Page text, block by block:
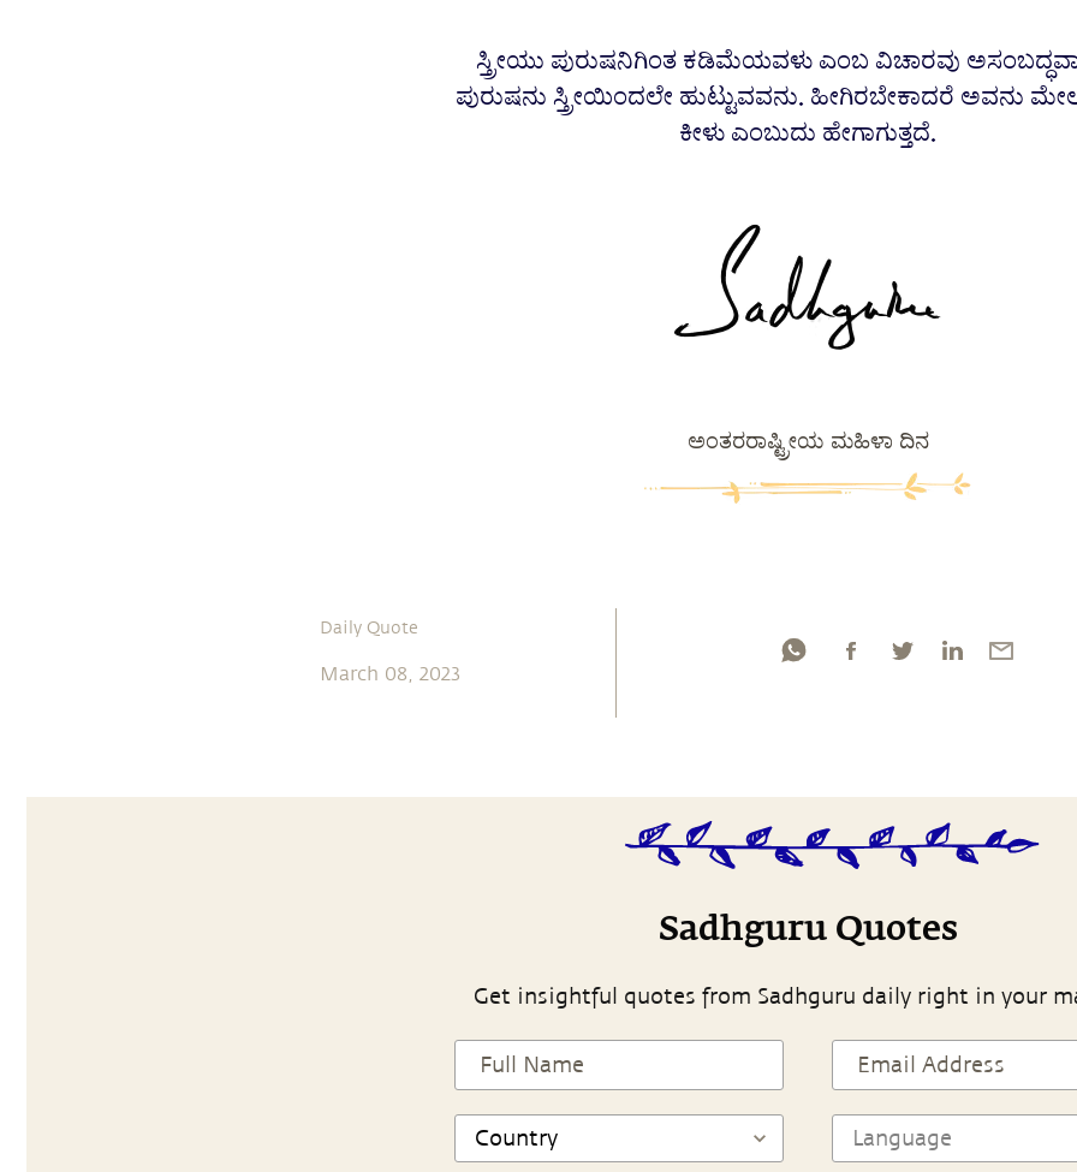
ಸ್ತ್ರೀಯು ಪುರುಷನಿಗಿಂತ ಕಡಿಮೆಯವಳು ಎಂಬ ವಿಚಾರವು
ಪುರುಷನು ಸ್ತ್ರೀಯಿಂದಲೇ ಹುಟ್ಟುವವನು. ಹೀಗಿರಬೇಕಾದರೆ ಅವನು
ಕೀಳು ಎಂಬುದು ಹೇಗಾಗುತ್ತದೆ.
ಅಂತರರಾಷ್ಟ್ರೀಯ ಮಹಿಳಾ ದಿನ
Daily Quote
March 08, 2023
Sadhguru Quotes
Get insightful quotes from Sadhguru daily right in your